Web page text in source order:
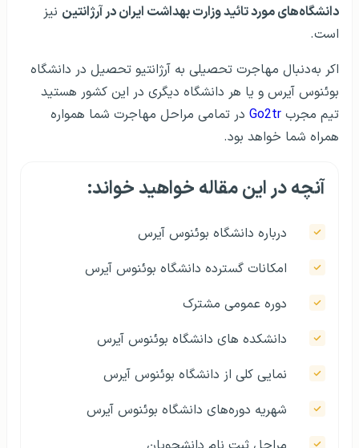
دانشگاه‌های مورد تائید وزارت بهداشت ایران در آرژانتین نیز
است.
اکر به‌دنبال مهاجرت تحصیلی به آرژانتیو تحصیل در دانشگاه
بوئنوس آیرس و یا هر دانشگاه دیگری در این کشور هستید
تیم مجرب Go2tr در تمامی مراحل مهاجرت شما همواره
همراه شما خواهد بود.
آنچه در این مقاله خواهید خواند:
درباره دانشگاه بوئنوس آیرس
امکانات گسترده دانشگاه بوئنوس آیرس
دوره عمومی مشترک
دانشکده های دانشگاه بوئنوس آیرس
نمایی کلی از دانشگاه بوئنوس آیرس
شهریه دوره‌های دانشگاه بوئنوس آیرس